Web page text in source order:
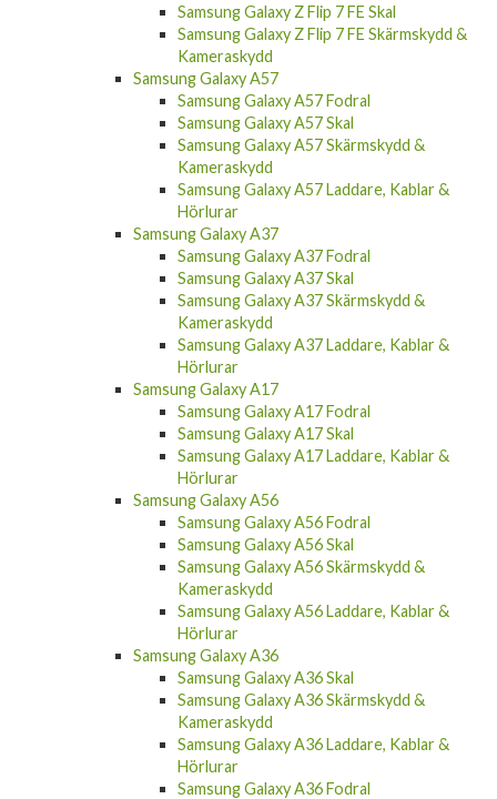
Samsung Galaxy Z Flip 7 FE Skärmskydd &
Kameraskydd
Samsung Galaxy A57
Samsung Galaxy A57 Fodral
Samsung Galaxy A57 Skal
Samsung Galaxy A57 Skärmskydd &
Kameraskydd
Samsung Galaxy A57 Laddare, Kablar &
Hörlurar
Samsung Galaxy A37
Samsung Galaxy A37 Fodral
Samsung Galaxy A37 Skal
Samsung Galaxy A37 Skärmskydd &
Kameraskydd
Samsung Galaxy A37 Laddare, Kablar &
Hörlurar
Samsung Galaxy A17
Samsung Galaxy A17 Fodral
Samsung Galaxy A17 Skal
Samsung Galaxy A17 Laddare, Kablar &
Hörlurar
Samsung Galaxy A56
Samsung Galaxy A56 Fodral
Samsung Galaxy A56 Skal
Samsung Galaxy A56 Skärmskydd &
Kameraskydd
Samsung Galaxy A56 Laddare, Kablar &
Hörlurar
Samsung Galaxy A36
Samsung Galaxy A36 Skal
Samsung Galaxy A36 Skärmskydd &
Kameraskydd
Samsung Galaxy A36 Laddare, Kablar &
Hörlurar
Samsung Galaxy A36 Fodral
Samsung Galaxy A26